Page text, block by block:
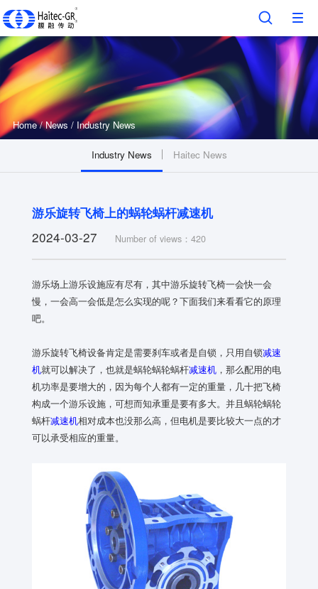
Home / News / Industry News
Industry News Haitec News
游乐旋转飞椅上的蜗轮蜗杆减速机
2024-03-27 Number of views：420
游乐场上游乐设施应有尽有，其中游乐旋转飞椅一会快一会
慢，一会高一会低是怎么实现的呢？下面我们来看看它的原理
吧。
游乐旋转飞椅设备肯定是需要刹车或者是自锁，只用自锁减速
机就可以解决了，也就是蜗轮蜗轮蜗杆减速机，那么配用的电
机功率是要增大的，因为每个人都有一定的重量，几十把飞椅
构成一个游乐设施，可想而知承重是要有多大。并且蜗轮蜗轮
蜗杆减速机相对成本也没那么高，但电机是要比较大一点的才
可以承受相应的重量。